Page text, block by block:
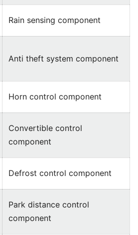
Rain sensing component
Anti theft system component
Horn control component
Convertible control
component
Defrost control component
Park distance control
component